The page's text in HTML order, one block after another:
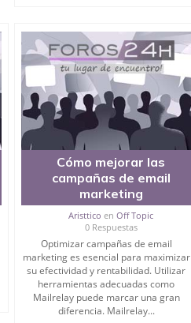
Cómo mejorar las
campañas de email
marketing
Aristtico enOff Topic
0 Respuestas
Optimizar campañas de email
marketing es esencial para maximizar
su efectividad y rentabilidad. Utilizar
herramientas adecuadas como
Mailrelay puede marcar una gran
diferencia. Mailrelay...